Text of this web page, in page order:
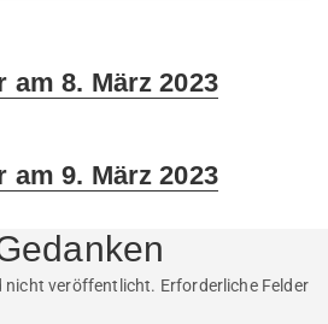
am 8. März 2023
am 9. März 2023
nicht veröffentlicht. Erforderliche Felder